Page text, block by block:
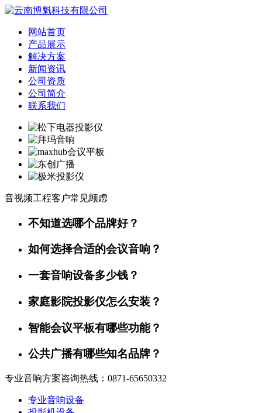
网站首页
产品展示
解决方案
新闻资讯
公司资质
公司简介
联系我们
音视频工程客户常见顾虑
不知道选哪个品牌好？
如何选择合适的会议音响？
一套音响设备多少钱？
家庭影院投影仪怎么安装？
智能会议平板有哪些功能？
公共广播有哪些知名品牌？
专业音响方案咨询热线：0871-65650332
专业音响设备